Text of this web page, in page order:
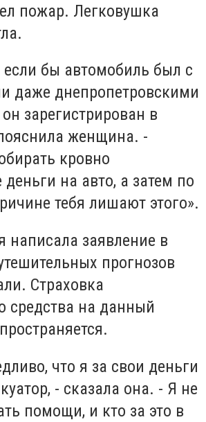
пожар. Легковушка
бы автомобиль был с
даже днепропетровскими
зарегистрирован в
женщина. -
кровно
на авто, а затем по
тебя лишают этого».
написала заявление в
прогнозов
Страховка
средства на данный
что я за свои деньги
- сказала она. - Я не
помощи, и кто за это в